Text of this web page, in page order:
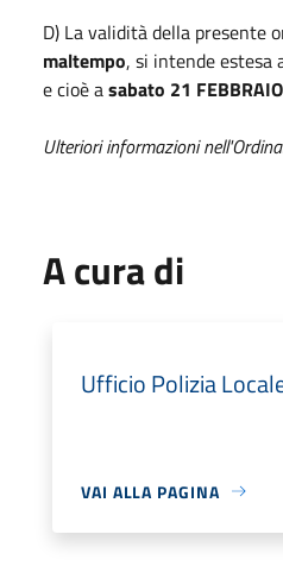
D) La validità della presente
maltempo, si intende estesa
e cioè asabato 21 FEBBRAIO
Ulteriori informazioni
A cura di
Ufficio Polizia
VAI ALLA PAGINA